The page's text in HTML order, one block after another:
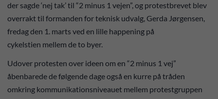
der sagde ‘nej tak’ til “2 minus 1 vejen”, og protestbrevet blev
overrakt til formanden for teknisk udvalg, Gerda Jørgensen,
fredag den 1. marts ved en lille happening på
cykelstien mellem de to byer.
Udover protesten over ideen om en “2 minus 1 vej”
åbenbarede de følgende dage også en kurre på tråden
omkring kommunikationsniveauet mellem protestgruppen